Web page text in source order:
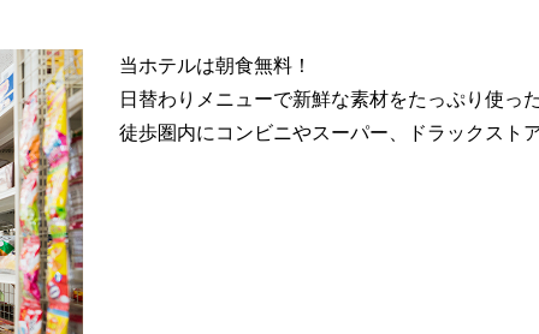
当ホテルは朝食無料！
日替わりメニューで新鮮な素材をたっぷり使っ
徒歩圏内にコンビニやスーパー、ドラックスト